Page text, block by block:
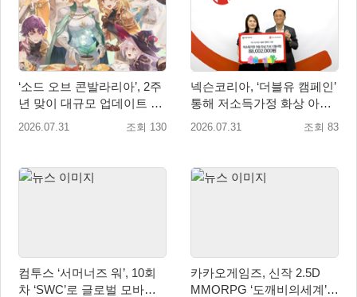
‘소드 오브 콘발라리아’, 2주
년 맞이 대규모 업데이트 8
월 1일 진행
2026.07.31 조회 130
넥슨코리아, ‘더블유 캠페인’
통해 저소득가정 화상 아동
치료비 8,800만원 전달
2026.07.31 조회 83
컴투스 ‘서머너즈 워’, 10회
차 ‘SWC’로 글로벌 모바일 e
카카오게임즈, 신작 2.5D
MMORPG ‘도깨비의세계’